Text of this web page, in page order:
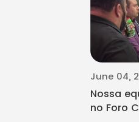
June 04,
Nossa
no Foro